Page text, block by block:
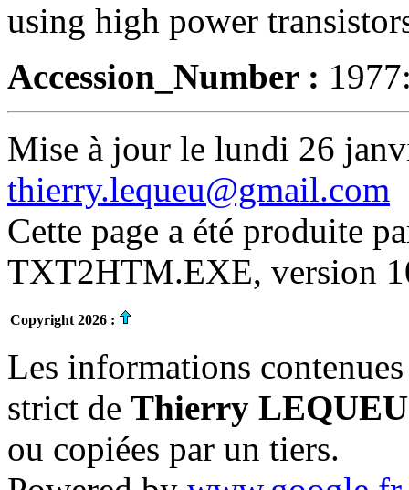
using high power
Accession_Number :
Mise à jour le lundi 26
thierry.lequeu@gmail.com
Cette page a été produite
TXT2HTM.EXE, version
Copyright 2026 :
Les informations
strict de Thierry LEQUEU
ou copiées par un tiers.